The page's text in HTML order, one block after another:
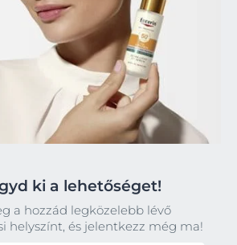
ki a lehetőséget!
a hozzád legközelebb lévő
helyszínt, és jelentkezz még ma!